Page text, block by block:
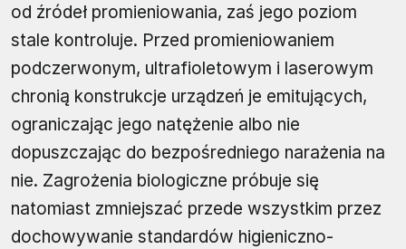
od źródeł promieniowania, zaś jego poziom
stale kontroluje. Przed promieniowaniem
podczerwonym, ultrafioletowym i laserowym
chronią konstrukcje urządzeń je emitujących,
ograniczając jego natężenie albo nie
dopuszczając do bezpośredniego narażenia na
nie. Zagrożenia biologiczne próbuje się
natomiast zmniejszać przede wszystkim przez
dochowywanie standardów higieniczno-